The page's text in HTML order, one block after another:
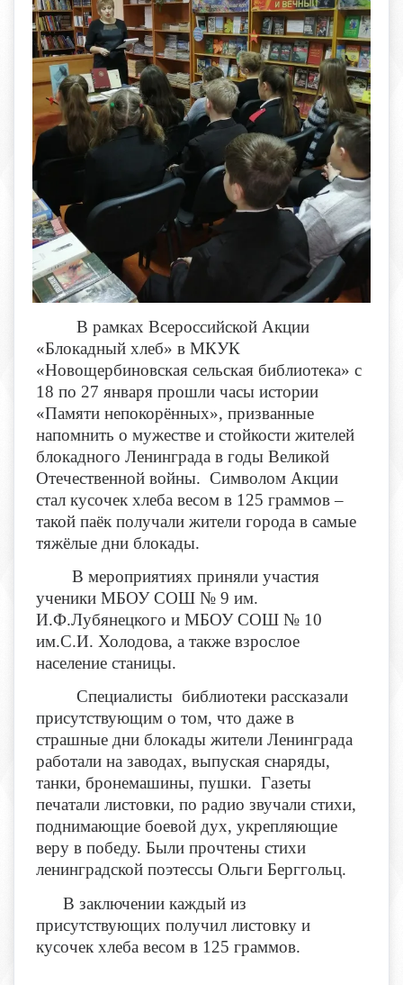
В рамках Всероссийской Акции
«Блокадный хлеб» в МКУК
«Новощербиновская сельская библиотека» с
18 по 27 января прошли часы истории
«Памяти непокорённых», призванные
напомнить о мужестве и стойкости жителей
блокадного Ленинграда в годы Великой
Отечественной войны. Символом Акции
стал кусочек хлеба весом в 125 граммов –
такой паёк получали жители города в самые
тяжёлые дни блокады.
В мероприятиях приняли участия
ученики МБОУ СОШ № 9 им.
И.Ф.Лубянецкого и МБОУ СОШ № 10
им.С.И. Холодова, а также взрослое
население станицы.
Специалисты библиотеки рассказали
присутствующим о том, что даже в
страшные дни блокады жители Ленинграда
работали на заводах, выпуская снаряды,
танки, бронемашины, пушки. Газеты
печатали листовки, по радио звучали стихи,
поднимающие боевой дух, укрепляющие
веру в победу. Были прочтены стихи
ленинградской поэтессы Ольги Берггольц.
В заключении каждый из
присутствующих получил листовку и
кусочек хлеба весом в 125 граммов.